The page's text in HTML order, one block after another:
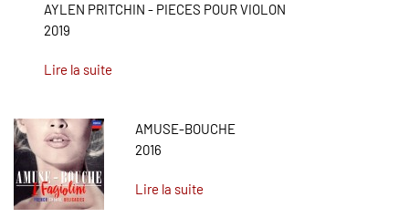
AYLEN PRITCHIN - PIECES POUR VIOLON
2019
Lire la suite
AMUSE-BOUCHE
2016
Lire la suite